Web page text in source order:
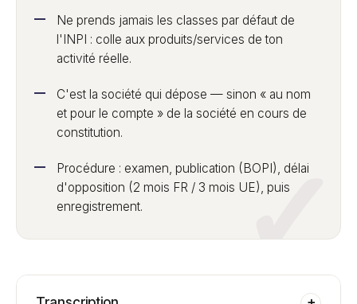
Ne prends jamais les classes par défaut de
l'INPI : colle aux produits/services de ton
activité réelle.
C'est la société qui dépose — sinon « au nom
et pour le compte » de la société en cours de
constitution.
Procédure : examen, publication (BOPI), délai
d'opposition (2 mois FR / 3 mois UE), puis
enregistrement.